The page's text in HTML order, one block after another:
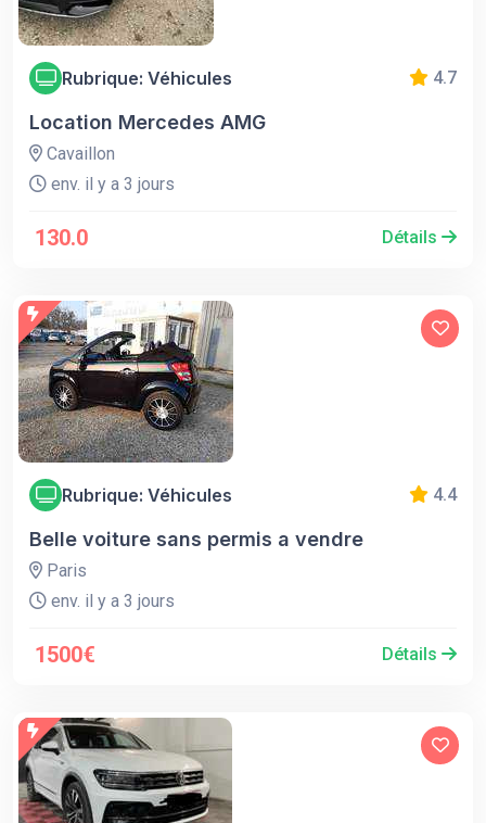
Rubrique: Véhicules 4.7
Location Mercedes AMG
Cavaillon
env. il y a 3 jours
130.0 Détails
Rubrique: Véhicules 4.4
Belle voiture sans permis a vendre
Paris
env. il y a 3 jours
1500€ Détails